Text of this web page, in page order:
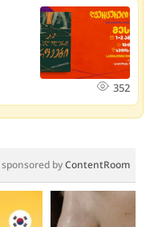
352
sponsored byContentRoom